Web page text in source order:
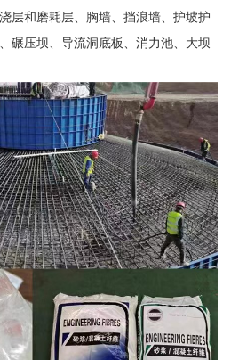
层和磨耗层、胸墙、挡浪墙、护坡护
碾压坝、导流洞底板、消力池、大坝